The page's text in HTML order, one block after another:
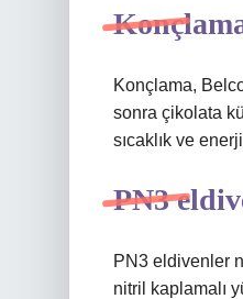
Konçlama,
sonra çikolata
sıcaklık ve
PN3
PN3 eldivenler
nitril kaplamalı